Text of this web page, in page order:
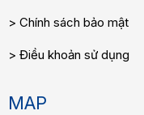
Chính sách bảo mật
Điều khoản sử dụng
MAP